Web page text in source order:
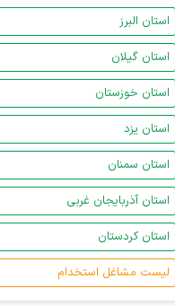
استان البرز
استان گیلان
استان خوزستان
استان یزد
استان سمنان
استان آذربایجان غربی
استان کردستان
لیست مشاغل استخدام